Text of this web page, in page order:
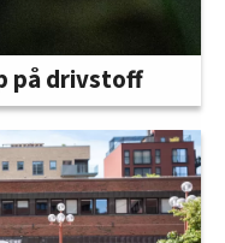
på drivstoff